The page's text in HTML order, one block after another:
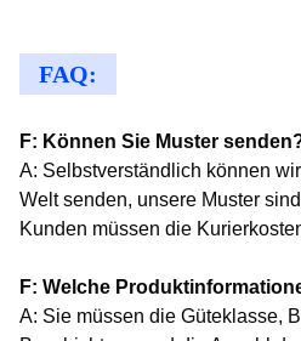
FAQ:
F: Können Sie Muster
A: Selbstverständlich können
Welt senden, unsere Muster
Kunden müssen die
F: Welche
A: Sie müssen die Güteklasse,